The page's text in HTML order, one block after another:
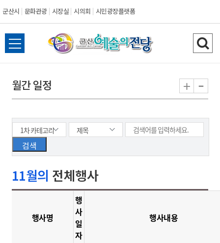
군산시 문화관광 시장실 시의회 시민광장플랫폼
군
산
전
체
뉴
열
검
색
기
월간 일정 + -
11월의 전체행사
행사명
행
사
일
자
행사내용